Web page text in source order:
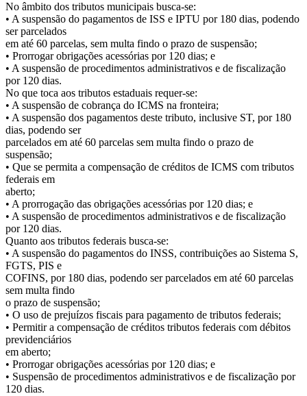
No âmbito dos tributos municipais busca-se:
• A suspensão do pagamentos de ISS e IPTU por 180 dias, podendo
ser parcelados
em até 60 parcelas, sem multa findo o prazo de suspensão;
• Prorrogar obrigações acessórias por 120 dias; e
• A suspensão de procedimentos administrativos e de fiscalização
por 120 dias.
No que toca aos tributos estaduais requer-se:
• A suspensão de cobrança do ICMS na fronteira;
• A suspensão dos pagamentos deste tributo, inclusive ST, por 180
dias, podendo ser
parcelados em até 60 parcelas sem multa findo o prazo de
suspensão;
• Que se permita a compensação de créditos de ICMS com tributos
federais em
aberto;
• A prorrogação das obrigações acessórias por 120 dias; e
• A suspensão de procedimentos administrativos e de fiscalização
por 120 dias.
Quanto aos tributos federais busca-se:
• A suspensão do pagamentos do INSS, contribuições ao Sistema S,
FGTS, PIS e
COFINS, por 180 dias, podendo ser parcelados em até 60 parcelas
sem multa findo
o prazo de suspensão;
• O uso de prejuízos fiscais para pagamento de tributos federais;
• Permitir a compensação de créditos tributos federais com débitos
previdenciários
em aberto;
• Prorrogar obrigações acessórias por 120 dias; e
• Suspensão de procedimentos administrativos e de fiscalização por
120 dias.